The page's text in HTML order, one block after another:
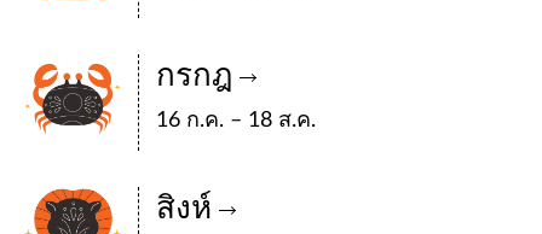
กรกฎ
16 ก.ค. – 18 ส.ค.
สิงห์